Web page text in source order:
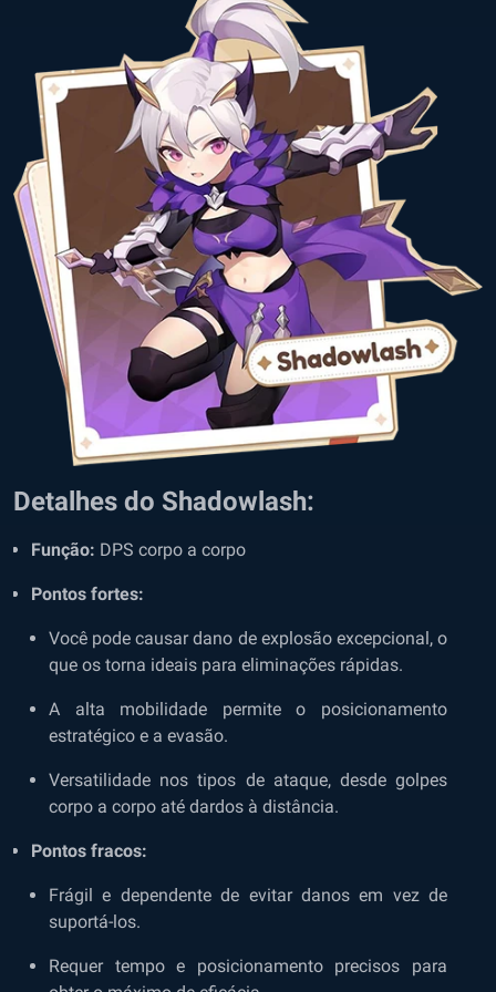
Detalhes do Shadowlash:
Função: DPS corpo a corpo
Pontos fortes:
Você pode causar dano de explosão excepcional, o
que os torna ideais para eliminações rápidas.
A alta mobilidade permite o posicionamento
estratégico e a evasão.
Versatilidade nos tipos de ataque, desde golpes
corpo a corpo até dardos à distância.
Pontos fracos:
Frágil e dependente de evitar danos em vez de
suportá-los.
Requer tempo e posicionamento precisos para